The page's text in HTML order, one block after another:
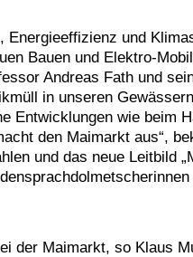
und
Bauen und Elektro-
Andreas Fath und
in unseren
Entwicklungen wie beim
den Maimarkt aus“,
und das neue Leitbild
der Maimarkt, so Klaus